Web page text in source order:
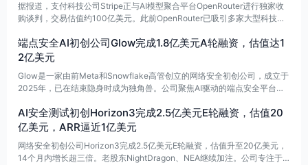
据报道，支付科技公司Stripe正与AI模型聚合平台OpenRouter进行独家收
购谈判，交易估值约100亿美元。此前OpenRouter已吸引多家大型科技公
端点安全AI初创公司Glow完成1.8亿美元A轮融资，估值达1
2亿美元
Glow是一家由前Meta和Snowflake高管创立的网络安全初创公司，成立于
2025年，已在结束隐身时成为独角兽。公司聚焦AI驱动的端点安全平台，
nthropic、Gemini模型及自研软件提升安全任务可靠性。
AI安全测试初创Horizon3完成2.5亿美元E轮融资，估值20
亿美元，ARR逼近1亿美元
网络安全初创公司Horizon3完成2.5亿美元E轮融资，估值升至20亿美元，
14个月内增长超三倍。老股东NightDragon、NEA继续加注。公司专注于